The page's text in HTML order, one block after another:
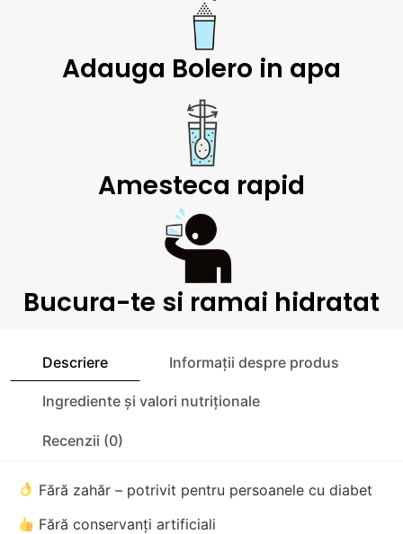
Adauga Bolero in apa
Amesteca rapid
Bucura-te si ramai hidratat
Descriere Informații despre produs
Ingrediente și valori nutriționale
Recenzii (0)
Fără zahăr – potrivit pentru persoanele cu diabet
Fără conservanți artificiali